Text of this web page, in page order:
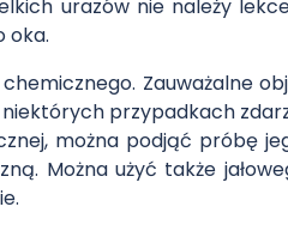
urazów nie należy
oka.
Zauważalne
przypadkach
można podjąć próbę
Można użyć także